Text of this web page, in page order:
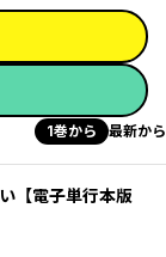
1巻から 最新から
【電子単行本版